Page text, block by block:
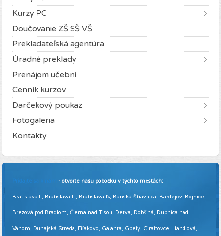
Kurzy PC
Doučovanie ZŠ SŠ VŠ
Prekladateľská agentúra
Úradné preklady
Prenájom učební
Cenník kurzov
Darčekový poukaz
Fotogaléria
Kontakty
Pridajte sa k nám - otvorte našu pobočku v týchto mestách:
Bratislava II, Bratislava III, Bratislava IV, Banská Štiavnica, Bardejov, Bojnice,
Brezová pod Bradlom, Čierna nad Tisou, Detva, Dobšiná, Dubnica nad
Váhom, Dunajská Streda, Fiľakovo, Galanta, Gbely, Giraltovce, Handlová,